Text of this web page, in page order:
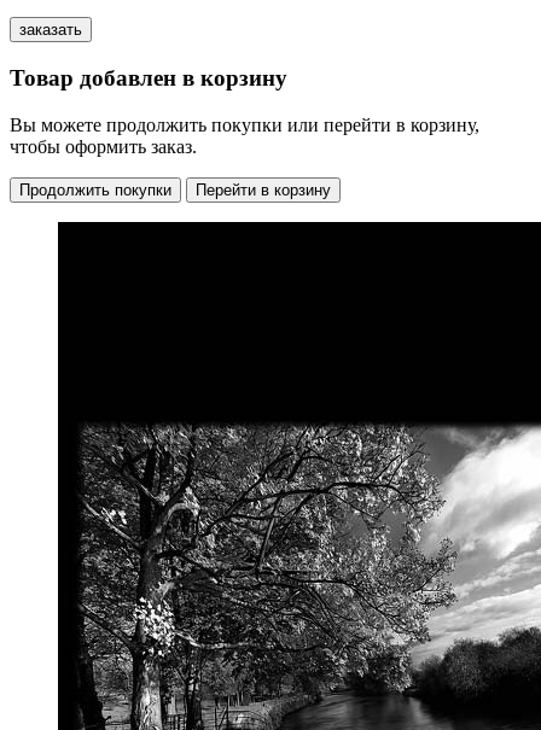
Товар добавлен в корзину
Вы можете продолжить покупки или перейти в корзину,
чтобы оформить заказ.
Продолжить покупки Перейти в корзину